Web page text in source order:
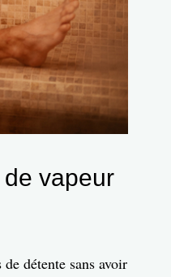
vapeur
détente sans avoir